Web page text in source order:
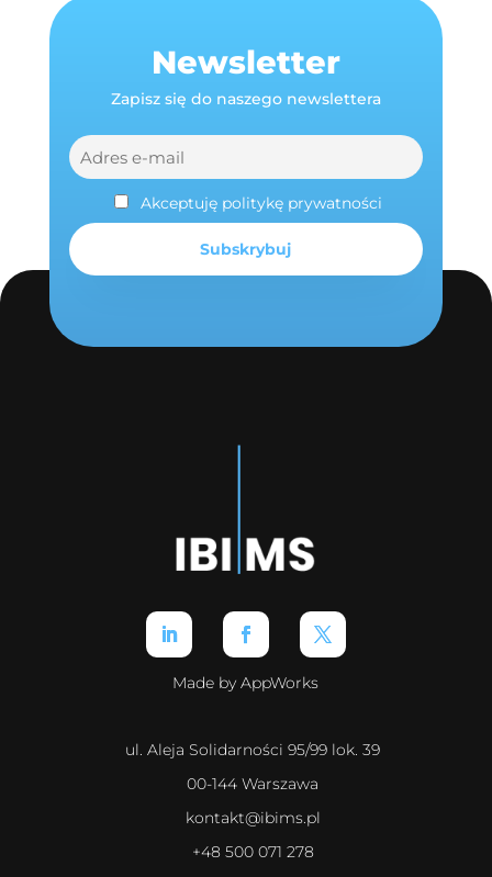
Newsletter
Zapisz się do naszego newslettera
Akceptuję politykę prywatności
Made by AppWorks
ul. Aleja Solidarności 95/99 lok. 39
00-144 Warszawa
kontakt@ibims.pl
+48 500 071 278